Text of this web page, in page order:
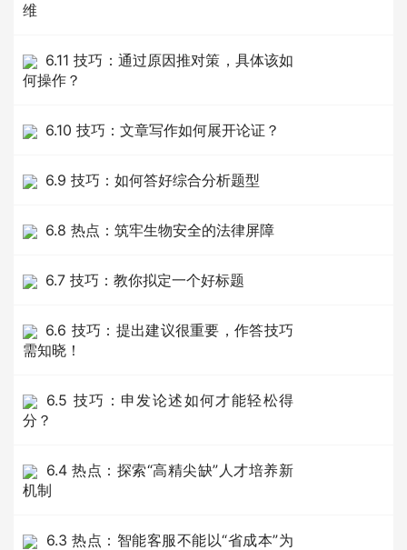
维
6.11 技巧：通过原因推对策，具体该如
何操作？
6.10 技巧：文章写作如何展开论证？
6.9 技巧：如何答好综合分析题型
6.8 热点：筑牢生物安全的法律屏障
6.7 技巧：教你拟定一个好标题
6.6 技巧：提出建议很重要，作答技巧
需知晓！
6.5 技巧：申发论述如何才能轻松得
分？
6.4 热点：探索“高精尖缺”人才培养新
机制
6.3 热点：智能客服不能以“省成本”为